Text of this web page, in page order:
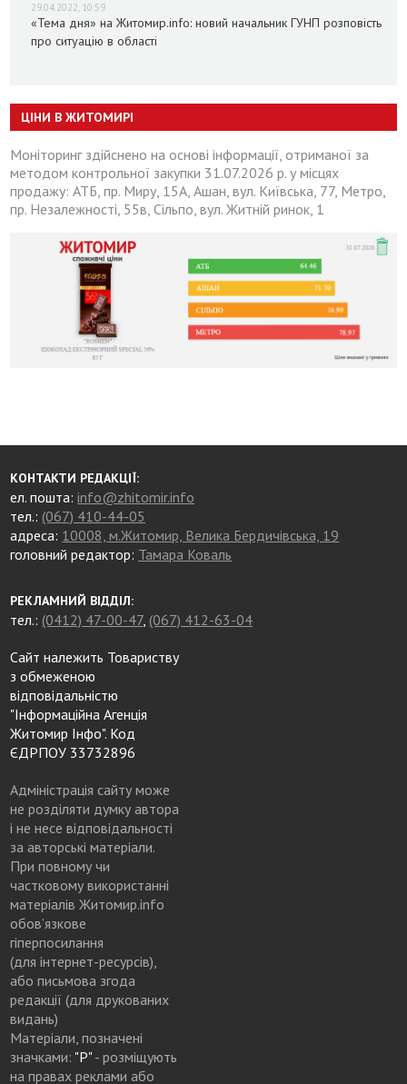
29.04.2022, 10:59
«Тема дня» на Житомир.info: новий начальник ГУНП розповість
про ситуацію в області
ЦІНИ В ЖИТОМИРІ
Моніторинг здійснено на основі інформації, отриманої за
методом контрольної закупки 31.07.2026 р. у місцях
продажу: АТБ, пр. Миру, 15А, Ашан, вул. Київська, 77, Метро,
пр. Незалежності, 55в, Сільпо, вул. Житній ринок, 1
КОНТАКТИ РЕДАКЦІЇ:
ел. пошта:info@zhitomir.info
тел.: (067) 410-44-05
адреса: 10008, м.Житомир, Велика Бердичівська, 19
головний редактор: Тамара Коваль
РЕКЛАМНИЙ ВІДДІЛ:
тел.: (0412) 47-00-47, (067) 412-63-04
Сайт належить Товариству
з обмеженою
відповідальністю
"Інформаційна Агенція
Житомир Інфо". Код
ЄДРПОУ 33732896
Адміністрація сайту може
не розділяти думку автора
і не несе відповідальності
за авторські матеріали.
При повному чи
частковому використанні
матеріалів Житомир.info
обов’язкове
гіперпосилання
(для інтернет-ресурсів),
або письмова згода
редакції (для друкованих
видань)
Матеріали, позначені
значками: "Р"- розміщують
на правах реклами або